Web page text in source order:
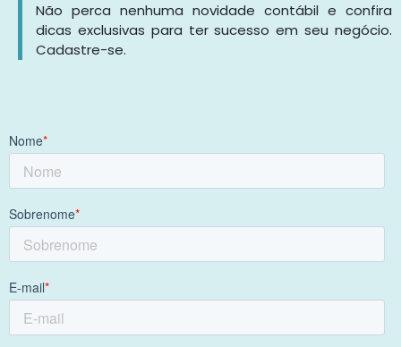
Não perca nenhuma novidade contábil e confira
dicas exclusivas para ter sucesso em seu negócio.
Cadastre-se.